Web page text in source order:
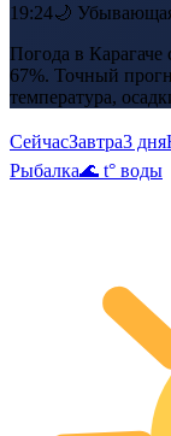
19:24🌙
Погода в Карагаче
67%. Точный
температура,
СейчасЗавтра3 дня
Рыбалка🌊 t° воды